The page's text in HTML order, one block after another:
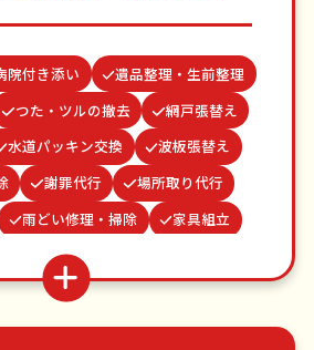
院付き添い
遺品整理・生前整理
つた・ツルの撤去
網戸張替え
水道パッキン交換
波板張替え
謝罪代行
場所取り代行
雨どい修理・掃除
家具組立
ゴキブリ駆除
ール取り付け
蜂の巣駆除
不用品回収
ゴミ屋敷片付け